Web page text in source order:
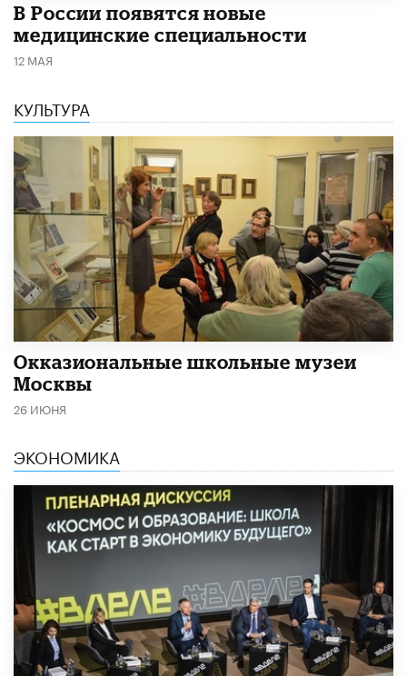
В России появятся новые
медицинские специальности
12 МАЯ
КУЛЬТУРА
​Окказиональные школьные музеи
Москвы
26 ИЮНЯ
ЭКОНОМИКА